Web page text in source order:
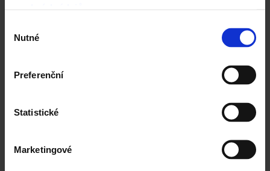
souhlasu
Nutné
Preferenční
Statistické
Marketingové